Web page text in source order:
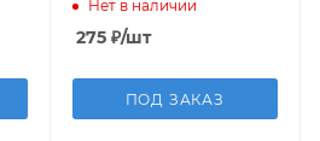
Нет в наличии
275₽/шт
ПОД ЗАКАЗ